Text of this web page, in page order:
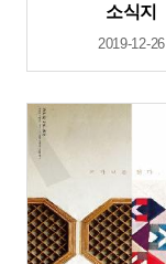
소식지
2019-12-26